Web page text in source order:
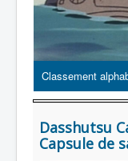
Films
COSAA
Dessins
Artiste Asperger
Lexique
Classement
Dasshutsu
Capsule de